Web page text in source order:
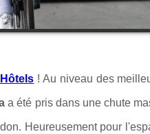
! Au niveau des
a été pris dans une chute
Heureusement pour